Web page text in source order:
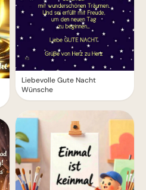
Liebevolle Gute Nacht
Wünsche